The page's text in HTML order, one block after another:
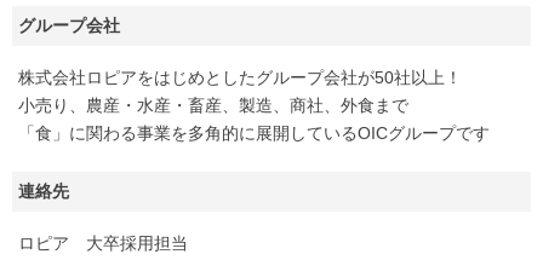
グループ会社
株式会社ロピアをはじめとしたグループ会社が50社以上！
小売り、農産・水産・畜産、製造、商社、外食まで
「食」に関わる事業を多角的に展開しているOICグループです
連絡先
ロピア 大卒採用担当